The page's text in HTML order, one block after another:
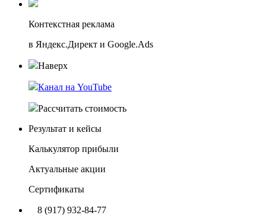
Контекстная реклама
в Яндекс.Директ и Google.Ads
Наверх
Канал на YouTube
Рассчитать стоимость
Результат и кейсы
Калькулятор прибыли
Актуальные акции
Сертификаты
8 (917) 932-84-77